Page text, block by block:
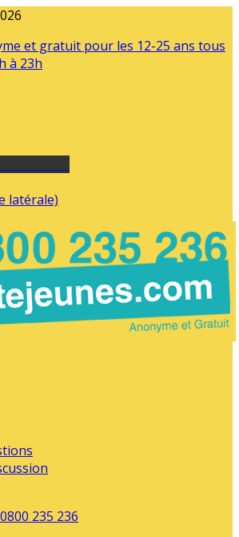
et gratuit pour les 12-25 ans tous
à 23h
latérale)